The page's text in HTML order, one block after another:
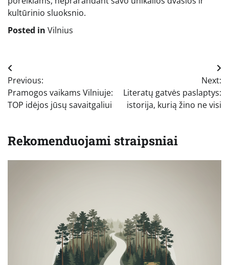
kultūrinio sluoksnio.
Posted in Vilnius
Navigacija
tarp
įrašų
Previous:
Pramogos vaikams Vilniuje:
TOP idėjos jūsų savaitgaliui
Next:
Literatų gatvės paslaptys:
istorija, kurią žino ne visi
Rekomenduojami straipsniai